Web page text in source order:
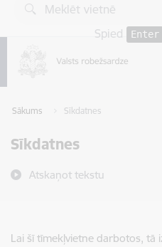
Pāriet uz lapas saturu
Spied
Enter
Sākums Sīkdatnes
Sīkdatnes
Atskaņot tekstu
Lai šī tīmekļvietne darbotos, tā